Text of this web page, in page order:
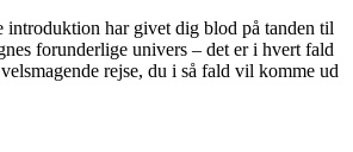
introduktion har givet dig blod på tanden til
forunderlige univers – det er i hvert fald
rejse, du i så fald vil komme ud